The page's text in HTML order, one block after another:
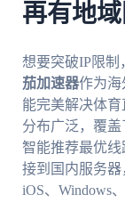
再有地
想要突破IP限制
茄加速器作为海
能完美解决体
分布广泛，覆盖
智能推荐最优
接到国内服务器
iOS、Windows